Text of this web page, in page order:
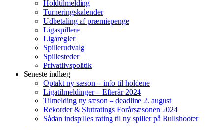
Holdtilmelding
Turneringskalender
Udbetaling af præmiepenge
Ligaspillere
Ligaregler
Spillerudvalg
Spillesteder
Privatlivspolitik
Seneste indlæg
Optakt ny sæson – info til holdene
Ligatilmeldinger – Efterår 2024
Tilmelding ny sæson – deadline 2. august
Rekorder & Slutratings Forårsæsonen 2024
Sådan indspilles rating til ny spiller på Bullshooter